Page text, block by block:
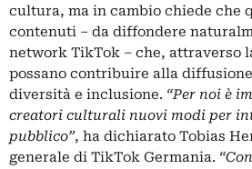
cultura, ma in cambio chiede che
contenuti – da diffondere
network TikTok – che, attraverso
possano contribuire alla
diversità e inclusione. “Per noi è
creatori culturali nuovi modi per
pubblico”, ha dichiarato Tobias
generale di TikTok Germania. “Con